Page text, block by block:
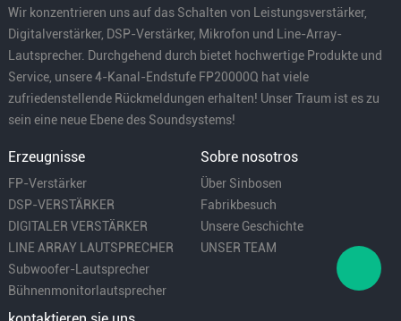
Wir konzentrieren uns auf das Schalten von Leistungsverstärker,
Digitalverstärker, DSP-Verstärker, Mikrofon und Line-Array-
Lautsprecher. Durchgehend durch bietet hochwertige Produkte und
Service, unsere 4-Kanal-Endstufe FP20000Q hat viele
zufriedenstellende Rückmeldungen erhalten! Unser Traum ist es zu
sein eine neue Ebene des Soundsystems!
Erzeugnisse
FP-Verstärker
DSP-VERSTÄRKER
DIGITALER VERSTÄRKER
LINE ARRAY LAUTSPRECHER
Subwoofer-Lautsprecher
Bühnenmonitorlautsprecher
Sobre nosotros
Über Sinbosen
Fabrikbesuch
Unsere Geschichte
UNSER TEAM